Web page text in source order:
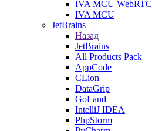
IVA MCU WebRTC
IVA MCU
JetBrains
Назад
JetBrains
All Products Pack
AppCode
CLion
DataGrip
GoLand
IntelliJ IDEA
PhpStorm